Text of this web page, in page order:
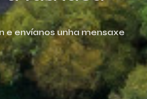
e envíanos unha mensaxe